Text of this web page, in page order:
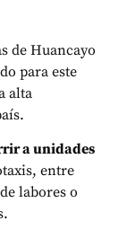
de Huancayo
para este
alta
a unidades
entre
labores o